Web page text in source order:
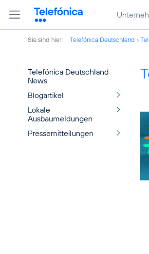
Sie sind hier: Telefónica Deutschland
Telefónica Deutschland
News
Blogartikel
Lokale
Ausbaumeldungen
Pressemitteilungen